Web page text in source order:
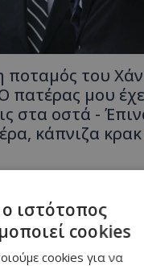
ποταμός του
πατέρας μου
στα οστά -
κάπνιζα
ιστότοπος
cookies
cookies για να